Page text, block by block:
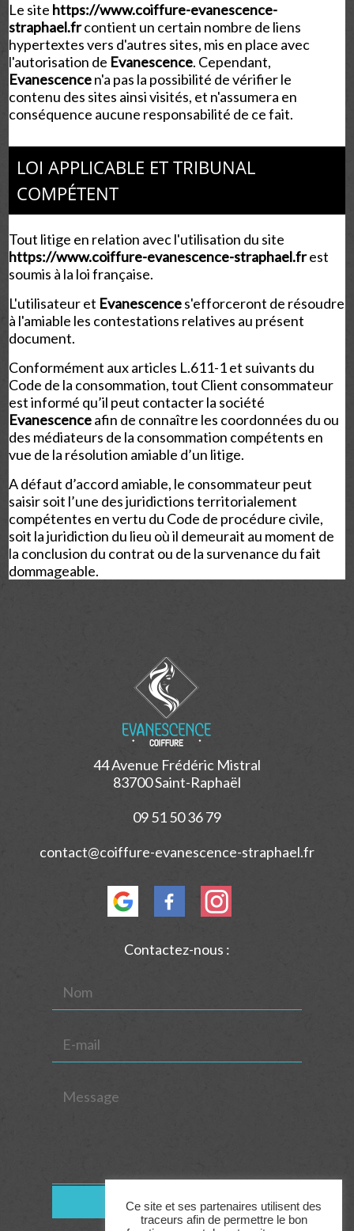
Le site https://www.coiffure-evanescence-
straphael.frcontient un certain nombre de liens
hypertextes vers d'autres sites, mis en place avec
l'autorisation de Evanescence. Cependant,
Evanescencen'a pas la possibilité de vérifier le
contenu des sites ainsi visités, et n'assumera en
conséquence aucune responsabilité de ce fait.
LOI APPLICABLE ET TRIBUNAL
COMPÉTENT
Tout litige en relation avec l'utilisation du site
https://www.coiffure-evanescence-straphael.frest
soumis à la loi française.
L'utilisateur et Evanescences'efforceront de résoudre
à l'amiable les contestations relatives au présent
document.
Conformément aux articles L.611-1 et suivants du
Code de la consommation, tout Client consommateur
est informé qu’il peut contacter la société
Evanescenceafin de connaître les coordonnées du ou
des médiateurs de la consommation compétents en
vue de la résolution amiable d’un litige.
A défaut d’accord amiable, le consommateur peut
saisir soit l’une des juridictions territorialement
compétentes en vertu du Code de procédure civile,
soit la juridiction du lieu où il demeurait au moment de
la conclusion du contrat ou de la survenance du fait
dommageable.
44 Avenue Frédéric Mistral
83700 Saint-Raphaël
09 51 50 36 79
contact@coiffure-evanescence-straphael.fr
Contactez-nous :
Ce site et ses partenaires utilisent des
traceurs afin de permettre le bon